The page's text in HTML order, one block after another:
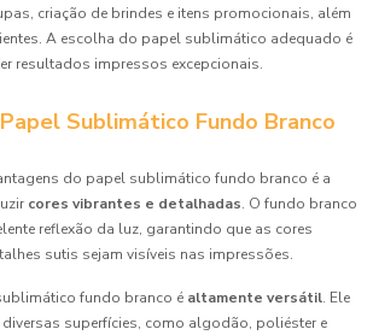
criação de brindes e itens promocionais, além
A escolha do papel sublimático adequado é
resultados impressos excepcionais.
Sublimático Fundo Branco
do papel sublimático fundo branco é a
cores vibrantes e detalhadas. O fundo branco
reflexão da luz, garantindo que as cores
sutis sejam visíveis nas impressões.
fundo branco é altamente versátil. Ele
superfícies, como algodão, poliéster e